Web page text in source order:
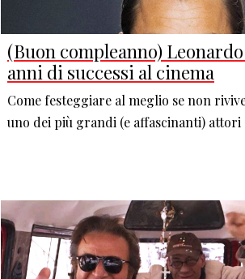
(Buon compleanno)
anni di successi al cinema
Come festeggiare al meglio se non
uno dei più grandi (e affascinanti)